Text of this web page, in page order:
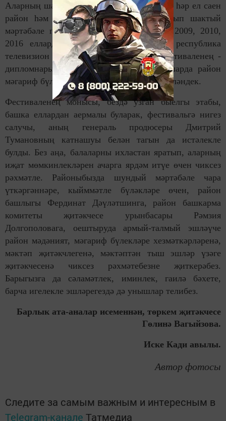
Аларның шатлыгы чиксез! Соңгы ун елда һәр ел саен
район һәм төбәкара бәйгеләрдә катнашып шактый
мәртәбәле призлы урыннар ала килдек. 2009, 2010,
2016 елларда эстрада сәнгатенең ачык республика
телевизион "Созвездие - Йолдызлык" фестиваленең -
дипломнары, 2012, 2013, 2014, 2015 елларда район
мәгариф бүлегенең грамотасы белән бүләкләндек.
Фестиваленең монысы, бездә узган быелгы этабы,
башка еллардан аермалы буларак, фестивальгә нигез
салучы, аның генераль продюсеры Дмитрий
Тумановның катнашуы белән тагын да истәлекле
булды. Без аңа, балаларны ихластан яратып, аларның
иҗат мөмкинлекләрен ачарга ярдәм итүе өчен чиксез
рәхмәтле. Районыбызда шундый мәртәбәле чара
үткәргәннәре, кыйммәтле бүләкләре өчен, район
башлыгы Фердинат Дәүләтшинга, район башкарма
комитеты җитәкчесе урынбасары Рәмзия
Долгополовага, оештыруда армый-талмый эшләүче
район мәдәният, мәгариф бүлекләре хезмәткәрләренә,
мәктәп җитәкчлегенә, мәктәптән тыш эшләр үзәге
җитәкчесенә чиксез рәхмәтебезне җиткерәбез.
Барыгызга да сәламәтлек, иминлек, гаилә бәхете,
барча игелекле эшләрегездә дә унышлар телибез.
Барлык ата-аналар исеменнән, төркем җитәкчесе
Гөлинә Вагыйзова.
Иске Кади авылы.
Автор фотосы
Следите за самым важным и интересным в
Telegram-канале Татмедиа